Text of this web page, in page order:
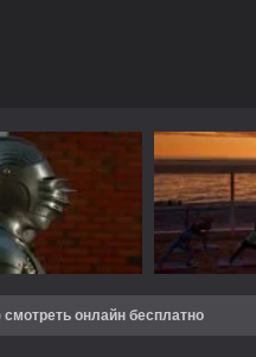
онлайн бесплатно